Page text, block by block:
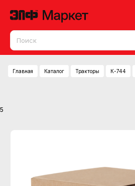
Главная Каталог Тракторы К-744
5